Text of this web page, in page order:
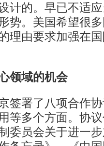
计的。早已不适
势。美国希望很
理由要求加强在
领域的机会
署了八项合作协
等多个方面。协
委员会关于进一